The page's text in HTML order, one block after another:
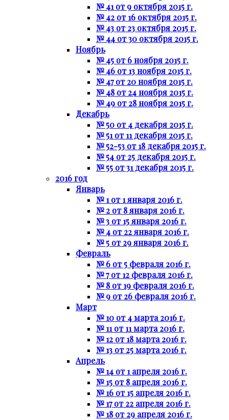
№ 41 от 9 октября 2015 г.
№ 42 от 16 октября 2015 г.
№ 43 от 23 октября 2015 г.
№ 44 от 30 октября 2015 г.
Ноябрь
№ 45 от 6 ноября 2015 г.
№ 46 от 13 ноября 2015 г.
№ 47 от 20 ноября 2015 г.
№ 48 от 24 ноября 2015 г.
№ 49 от 28 ноября 2015 г.
Декабрь
№ 50 от 4 декабря 2015 г.
№ 51 от 11 декабря 2015 г.
№ 52-53 от 18 декабря 2015 г.
№ 54 от 25 декабря 2015 г.
№ 55 от 31 декабря 2015 г.
2016 год
Январь
№ 1 от 1 января 2016 г.
№ 2 от 8 января 2016 г.
№ 3 от 15 января 2016 г.
№ 4 от 22 января 2016 г.
№ 5 от 29 января 2016 г.
Февраль
№ 6 от 5 февраля 2016 г.
№ 7 от 12 февраля 2016 г.
№ 8 от 19 февраля 2016 г.
№ 9 от 26 февраля 2016 г.
Март
№ 10 от 4 марта 2016 г.
№ 11 от 11 марта 2016 г.
№ 12 от 18 марта 2016 г.
№ 13 от 25 марта 2016 г.
Апрель
№ 14 от 1 апреля 2016 г.
№ 15 от 8 апреля 2016 г.
№ 16 от 15 апреля 2016 г.
№ 17 от 22 апреля 2016 г.
№ 18 от 29 апреля 2016 г.